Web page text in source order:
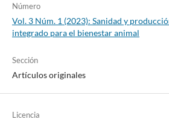
Número
Vol. 3 Núm. 1 (2023): Sanidad y
integrado para el bienestar animal
Sección
Artículos originales
Licencia